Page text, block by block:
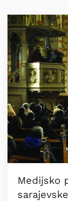
Medijsko